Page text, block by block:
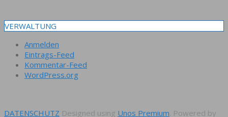
VERWALTUNG
Anmelden
Eintrags-Feed
Kommentar-Feed
WordPress.org
DATENSCHUTZ Designed using Unos Premium. Powered by